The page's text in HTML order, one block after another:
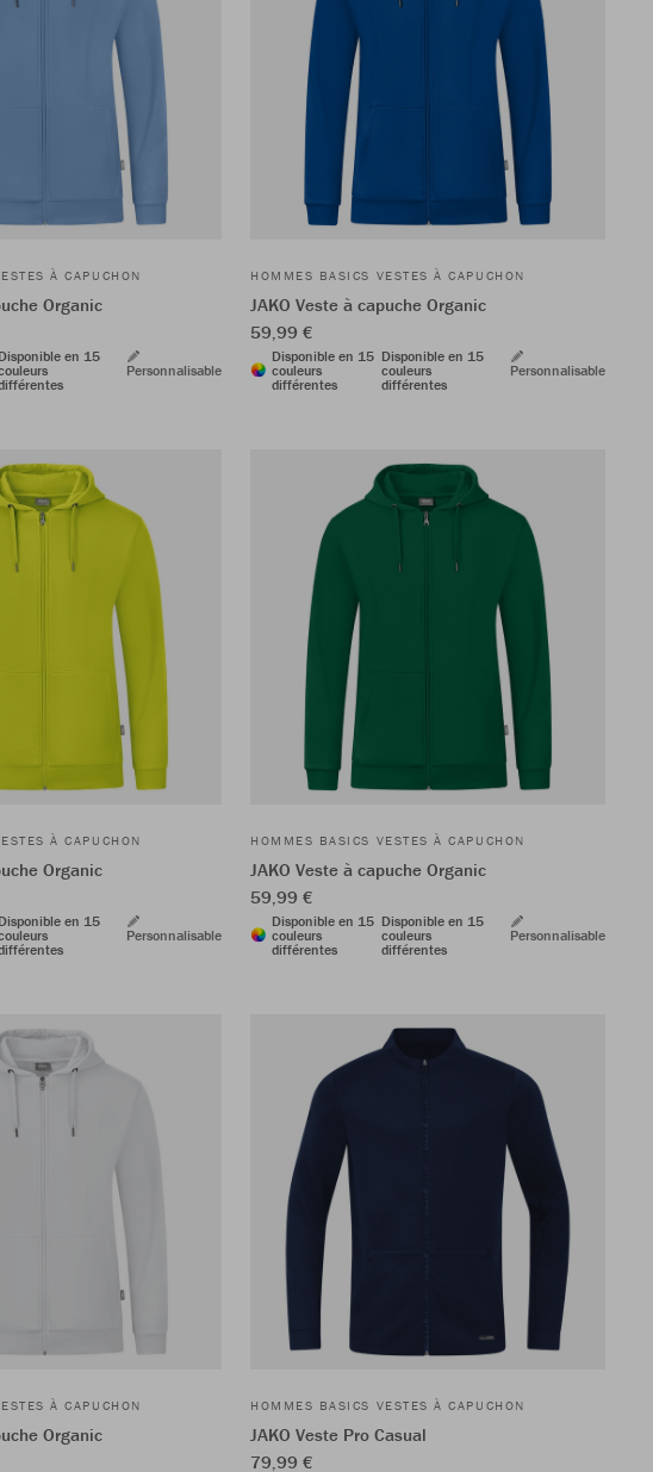
À CAPUCHON
Organic
Disponible en 15
Personnalisable
HOMMES BASICS VESTES À CAPUCHON
JAKO Veste à capuche Organic
59,99 €
Disponible en 15
couleurs
différentes
Disponible en 15
couleurs
différentes
Personnalisable
À CAPUCHON
Organic
Disponible en 15
Personnalisable
HOMMES BASICS VESTES À CAPUCHON
JAKO Veste à capuche Organic
59,99 €
Disponible en 15
couleurs
différentes
Disponible en 15
couleurs
différentes
Personnalisable
À CAPUCHON
Organic
HOMMES BASICS VESTES À CAPUCHON
JAKO Veste Pro Casual
79,99 €